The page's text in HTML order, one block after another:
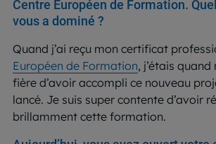
Centre Européen de Formation.
vous a dominé ?
Quand j’ai reçu mon certificat
Européen de Formation, j’étais
fière d’avoir accompli ce nouveau
lancé. Je suis super contente d’avoir
brillamment cette formation.